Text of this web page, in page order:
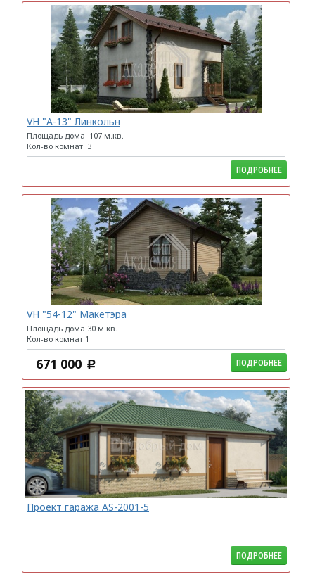
VH "А-13" Линкольн
Площадь дома: 107 м.кв.
Кол-во комнат: 3
ПОДРОБНЕЕ
VH "54-12" Макетэра
Площадь дома:30 м.кв.
Кол-во комнат:1
671 000 c ПОДРОБНЕЕ
Проект гаража AS-2001-5
ПОДРОБНЕЕ